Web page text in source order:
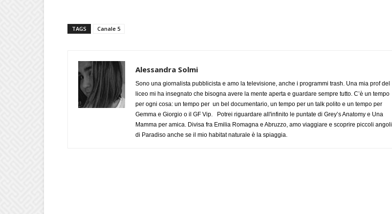
TAGS Canale 5
Alessandra Solmi
Sono una giornalista pubblicista e amo la televisione, anche i programmi trash. Una mia prof del
liceo mi ha insegnato che bisogna avere la mente aperta e guardare sempre tutto. C’è un tempo
per ogni cosa: un tempo per un bel documentario, un tempo per un talk polito e un tempo per
Gemma e Giorgio o il GF Vip. Potrei riguardare all'infinito le puntate di Grey’s Anatomy e Una
Mamma per amica. Divisa fra Emilia Romagna e Abruzzo, amo viaggiare e scoprire piccoli angoli
di Paradiso anche se il mio habitat naturale è la spiaggia.